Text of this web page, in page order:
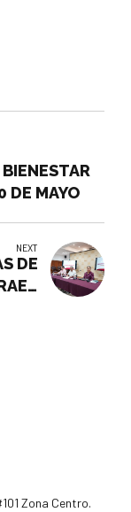
DE MAYO
NEXT
DE
Zona Centro.